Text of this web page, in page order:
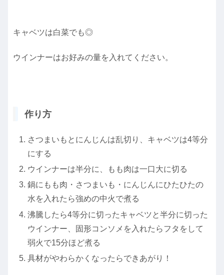
キャベツは白菜でも◎
ウインナーはお好みの量を入れてください。
作り方
さつまいもとにんじんは乱切り、キャベツは4等分
にする
ウインナーは半分に、もも肉は一口大に切る
鍋にもも肉・さつまいも・にんじんにひたひたの
水を入れたら強めの中火で煮る
沸騰したら4等分に切ったキャベツと半分に切った
ウインナー、固形コンソメを入れたらフタをして
弱火で15分ほど煮る
具材がやわらかくなったらできあがり！